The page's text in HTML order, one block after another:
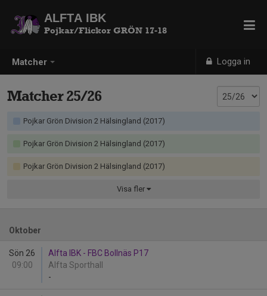
Matcher Logga in
ALFTA IBK
Pojkar/Flickor GRÖN 17-18
Matcher 25/26
Pojkar Grön Division 2 Hälsingland (2017)
Pojkar Grön Division 2 Hälsingland (2017)
Pojkar Grön Division 2 Hälsingland (2017)
Visa fler
Oktober
Sön 26
09:00
Alfta IBK - FBC Bollnäs P17
Alfta Sporthall
-